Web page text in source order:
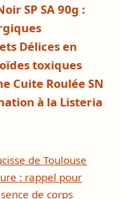
SP SA 90g :
Délices en
toxiques
Cuite Roulée SN
à la Listeria
de Toulouse
: rappel pour
de corps